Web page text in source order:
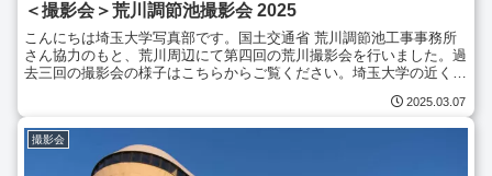
＜撮影会＞荒川調節池撮影会 2025
こんにちは埼玉大学写真部です。国土交通省 荒川調節池工事事務所
さん協力のもと、荒川周辺にて第四回の荒川撮影会を行いました。過
去三回の撮影会の様子はこちらからご覧ください。埼玉大学の近くを
2025.03.07
撮影会